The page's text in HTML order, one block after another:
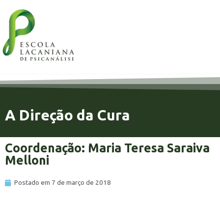
A Direção da Cura
Coordenação: Maria Teresa Saraiva
Melloni
Postado em 7 de março de 2018